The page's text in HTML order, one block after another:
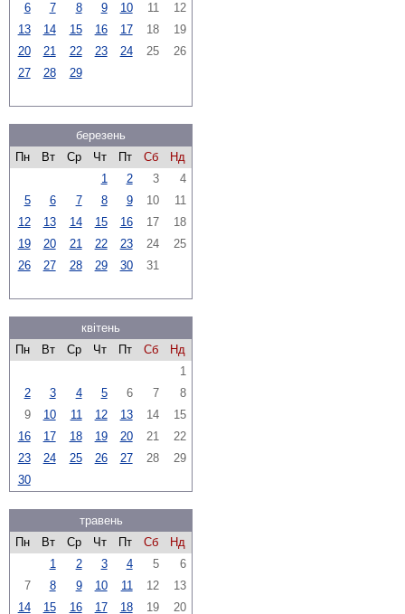
6
7 8 9 10 11
12
13
14 15 16 17 18
19
20
21 22 23 24 25
26
27
28 29
березень
Пн
Вт Ср Чт Пт Сб
Нд
1
2 3
4
5
6 7 8 9 10
11
12
13 14 15 16 17
18
19
20 21 22 23 24
25
26
27 28 29 30 31
квітень
Пн
Вт Ср Чт Пт Сб
Нд
1
2
3 4 5 6 7
8
9
10 11 12 13 14
15
16
17 18 19 20 21
22
23
24 25 26 27 28
29
30
травень
Пн
Вт Ср Чт Пт Сб
Нд
1
2 3 4 5
6
7
8 9 10 11 12
13
14
15 16 17 18 19
20